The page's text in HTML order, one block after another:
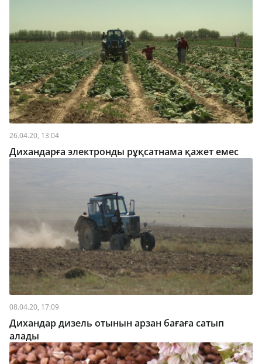
26.04.20, 13:04
Дихандарға электронды рұқсатнама қажет емес
08.04.20, 17:09
Дихандар дизель отынын арзан бағаға сатып
алады